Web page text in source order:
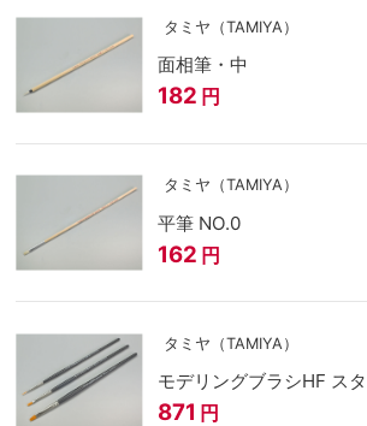
タミヤ（TAMIYA）
面相筆・中
182 円
タミヤ（TAMIYA）
平筆 NO.0
162 円
タミヤ（TAMIYA）
モデリングブラシHF ス
871 円